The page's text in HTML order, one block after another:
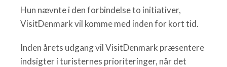
Hun nævnte i den forbindelse to initiativer,
VisitDenmark vil komme med inden for kort tid.
Inden årets udgang vil VisitDenmark præsentere
indsigter i turisternes prioriteringer, når det